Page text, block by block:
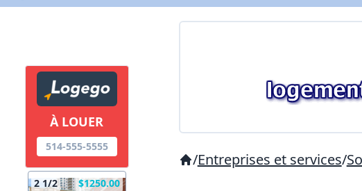
À LOUER
514-555-5555
2 1/2 $1250.00
/Entreprises et services/